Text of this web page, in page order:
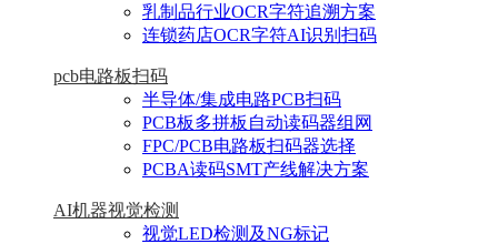
乳制品行业OCR字符追溯方案
连锁药店OCR字符AI识别扫码
pcb电路板扫码
半导体/集成电路PCB扫码
PCB板多拼板自动读码器组网
FPC/PCB电路板扫码器选择
PCBA读码SMT产线解决方案
AI机器视觉检测
视觉LED检测及NG标记